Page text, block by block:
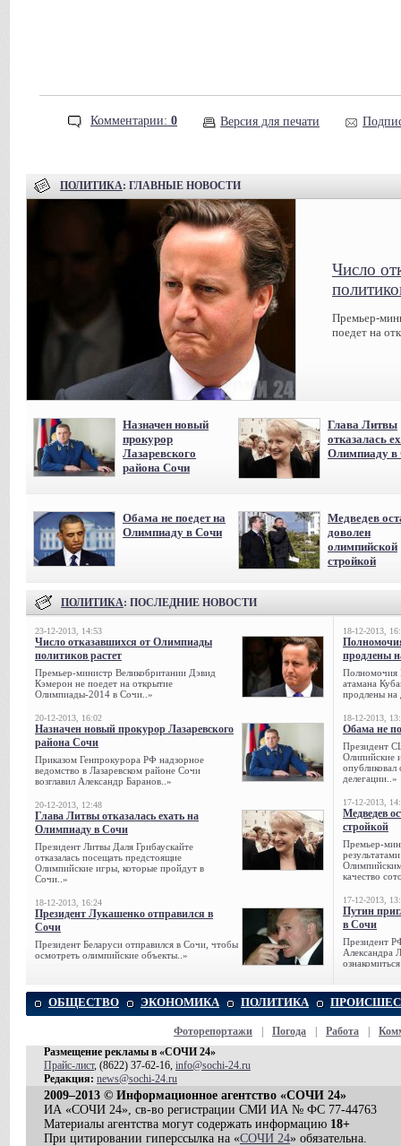
Комментарии: 0 Версия для печати
ПОЛИТИКА: ГЛАВНЫЕ НОВОСТИ
Число
Премьер-
поедет на
Назначен новый
прокурор
Лазаревского
района Сочи
Глава Литвы
отказалась
Олимпиаду в
Обама не поедет на
Олимпиаду в Сочи
Медведев
доволен
олимпийской
стройкой
ПОЛИТИКА: ПОСЛЕДНИЕ НОВОСТИ
23-12-2013, 14:53
Число отказавшихся от Олимпиады
политиков растет
Премьер-министр Великобритании Дэвид
Кэмерон не поедет на открытие
Олимпиады-2014 в Сочи..»
20-12-2013, 16:02
Назначен новый прокурор Лазаревского
района Сочи
Приказом Генпрокурора РФ надзорное
ведомство в Лазаревском районе Сочи
возглавил Александр Баранов..»
20-12-2013, 12:48
Глава Литвы отказалась ехать на
Олимпиаду в Сочи
Президент Литвы Даля Грибаускайте
отказалась посещать предстоящие
Олимпийские игры, которые пройдут в
Сочи..»
18-12-2013, 16:24
Президент Лукашенко отправился в
Сочи
Президент Беларуси отправился в Сочи, чтобы
осмотреть олимпийские объекты..»
18-12-2013,
продлены
Полномочия
атамана
продлены на
18-12-2013,
Обама не
Президент
Олипийские
опубликовал
делегации..»
17-12-2013,
Медведев
стройкой
Премьер-
качество
17-12-2013,
Путин
в Сочи
Президент
Александра
ОБЩЕСТВО ЭКОНОМИКА ПОЛИТИКА
Фоторепортажи Погода Работа
Размещение рекламы в «СОЧИ 24»
Прайс-лист, (8622) 37-62-16, info@sochi-24.ru
Редакция: news@sochi-24.ru
2009–2013 © Информационное агентство «СОЧИ 24»
ИА «СОЧИ 24», св-во регистрации СМИ ИА № ФС 77-44763
Материалы агентства могут содержать информацию 18+
При цитировании гиперссылка на «СОЧИ 24» обязательна.